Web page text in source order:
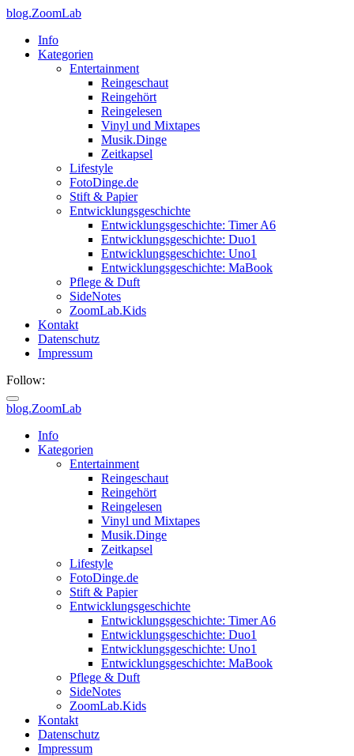
blog.ZoomLab
Info
Kategorien
Entertainment
Reingeschaut
Reingehört
Reingelesen
Vinyl und Mixtapes
Musik.Dinge
Zeitkapsel
Lifestyle
FotoDinge.de
Stift & Papier
Entwicklungsgeschichte
Entwicklungsgeschichte: Timer A6
Entwicklungsgeschichte: Duo1
Entwicklungsgeschichte: Uno1
Entwicklungsgeschichte: MaBook
Pflege & Duft
SideNotes
ZoomLab.Kids
Kontakt
Datenschutz
Impressum
Follow:
blog.ZoomLab
ZoomLab
Info
Kategorien
Entertainment
Reingeschaut
Reingehört
Reingelesen
Vinyl und Mixtapes
Musik.Dinge
Zeitkapsel
Lifestyle
FotoDinge.de
Stift & Papier
Entwicklungsgeschichte
Entwicklungsgeschichte: Timer A6
Entwicklungsgeschichte: Duo1
Entwicklungsgeschichte: Uno1
Entwicklungsgeschichte: MaBook
Pflege & Duft
SideNotes
ZoomLab.Kids
Kontakt
Datenschutz
Impressum